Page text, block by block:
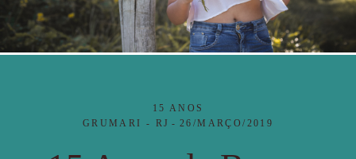
15 ANOS
GRUMARI - RJ
26/MARÇO/2019